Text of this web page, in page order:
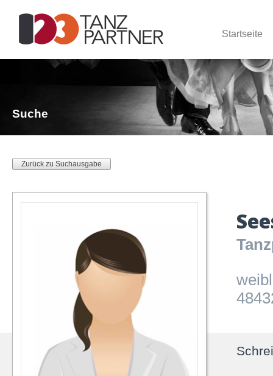
Startseite
Suche
Zurück zu Suchausgabe